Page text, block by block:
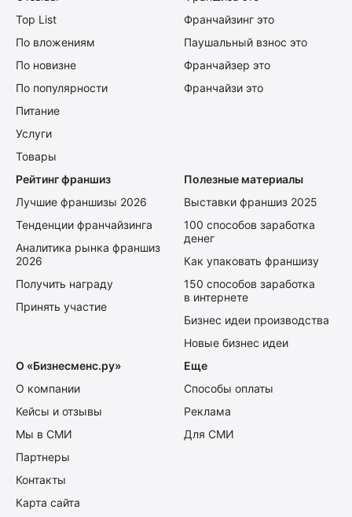
Top List
По вложениям
По новизне
По популярности
Питание
Услуги
Товары
Франчайзинг это
Паушальный взнос это
Франчайзер это
Франчайзи это
Рейтинг франшиз
Лучшие франшизы 2026
Тенденции франчайзинга
Аналитика рынка франшиз
2026
Получить награду
Принять участие
Полезные материалы
Выставки франшиз 2025
100 способов заработка
денег
Как упаковать франшизу
150 способов заработка
в интернете
Бизнес идеи производства
Новые бизнес идеи
О «Бизнесменс.ру»
О компании
Кейсы и отзывы
Мы в СМИ
Партнеры
Контакты
Карта сайта
Еще
Способы оплаты
Реклама
Для СМИ